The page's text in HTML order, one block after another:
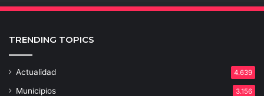
TRENDING TOPICS
Actualidad 4.639
Municipios 3.156